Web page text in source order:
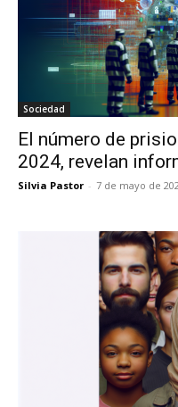
Sociedad
El número de
2024, revelan
Silvia Pastor - 7 de mayo de